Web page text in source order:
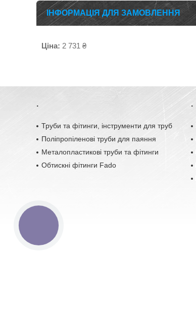
ІНФОРМАЦІЯ ДЛЯ ЗАМОВЛЕННЯ
Ціна: 2 731 ₴
.
Труби та фітинги, інструменти для труб
Поліпропіленові труби для паяння
Металопластикові труби та фітинги
Обтискні фітинги Fado
.